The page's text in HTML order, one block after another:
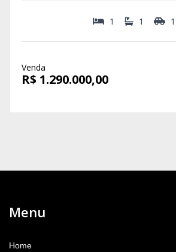
1 1 1
Venda
R$ 1.290.000,00
Menu
Home